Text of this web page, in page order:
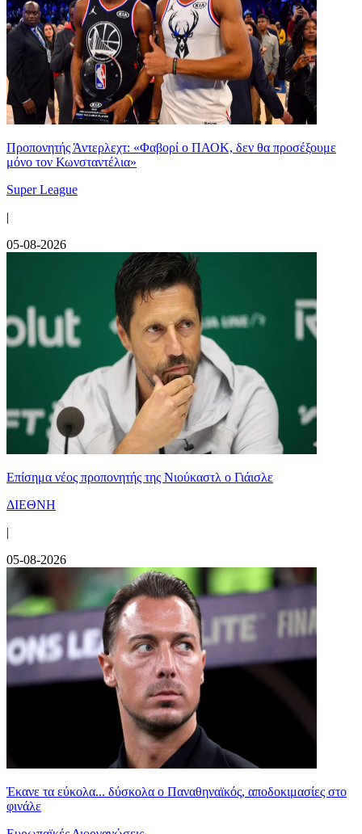
Προπονητής Άντερλεχτ: «Φαβορί ο ΠΑΟΚ, δεν θα προσέξουμε
μόνο τον Κωνσταντέλια»
Super League
|
05-08-2026
Επίσημα νέος προπονητής της Νιούκαστλ ο Γιάισλε
ΔΙΕΘΝΗ
|
05-08-2026
Έκανε τα εύκολα... δύσκολα ο Παναθηναϊκός, αποδοκιμασίες στο
φινάλε